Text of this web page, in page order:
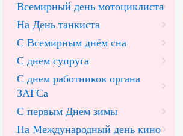
Всемирный день мотоциклиста
На День танкиста
С Всемирным днём сна
С днем супруга
С днем работников органа
ЗАГСа
С первым Днем зимы
На Международный день кино